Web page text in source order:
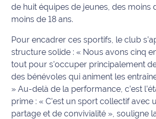
Défense
2026
Contenus
Partenaires
L'invité(e)
de la
de huit équipes de jeunes, des moins
moins de 18 ans.
Pour encadrer ces sportifs, le club
structure solide :« Nous avons cinq
tout pour s’occuper principalement
des bénévoles qui animent les
» Au-delà de la performance, c’est
prime :« C’est un sport collectif avec
partage et de convivialité » , souligne